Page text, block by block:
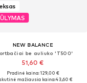
NEW BALANCE
be auliuko 'T500'
51,60 €
Pradinė kaina: 129,00 €
mažiausia kaina:43,60 €